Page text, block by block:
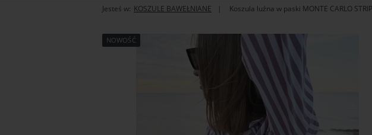
Jesteś w: KOSZULE BAWEŁNIANE Koszula luźna w paski MONTE CARLO
NOWOŚĆ